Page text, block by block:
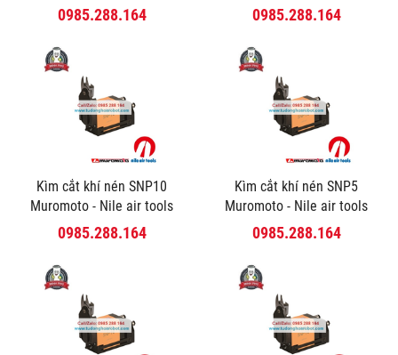
tools
0985.288.164 0985.288.164
Kìm cắt khí nén SNP10
Muromoto - Nile air tools
0985.288.164
Kìm cắt khí nén SNP5
Muromoto - Nile air tools
0985.288.164